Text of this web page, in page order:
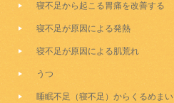
寝不足から起こる胃痛を改善する
寝不足が原因による発熱
寝不足が原因による肌荒れ
うつ
睡眠不足（寝不足）からくるめまい